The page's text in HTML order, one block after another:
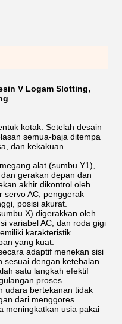
V Logam Slotting,
kotak. Setelah desain
semua-baja ditempa
dan kekakuan
alat (sumbu Y1),
gerakan depan dan
akhir dikontrol oleh
servo AC, penggerak
posisi akurat.
X) digerakkan oleh
variabel AC, dan roda gigi
karakteristik
yang kuat.
adaptif menekan sisi
sesuai dengan ketebalan
satu langkah efektif
proses.
udara bertekanan tidak
dari menggores
meningkatkan usia pakai